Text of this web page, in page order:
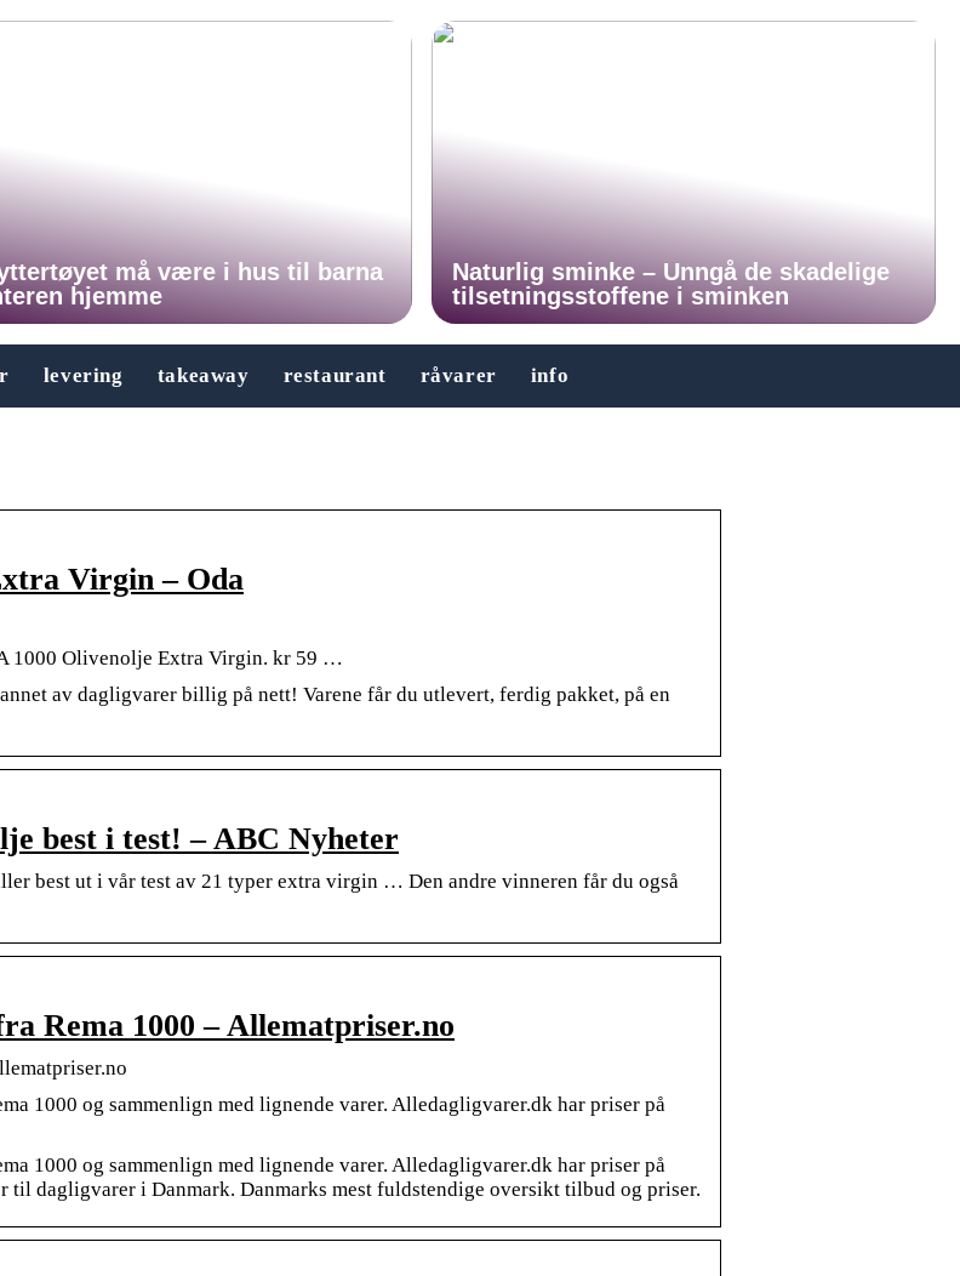
må være i hus til barna
hjemme
Naturlig sminke – Unngå de skadelige
tilsetningsstoffene i sminken
levering takeaway restaurant råvarer info
Virgin – Oda
1000 Olivenolje Extra Virgin. kr 59 …
av dagligvarer billig på nett! Varene får du utlevert, ferdig pakket, på en
best i test! – ABC Nyheter
best ut i vår test av 21 typer extra virgin … Den andre vinneren får du også
Rema 1000 – Allematpriser.no
1000 og sammenlign med lignende varer. Alledagligvarer.dk har priser på
1000 og sammenlign med lignende varer. Alledagligvarer.dk har priser på
dagligvarer i Danmark. Danmarks mest fuldstendige oversikt tilbud og priser.